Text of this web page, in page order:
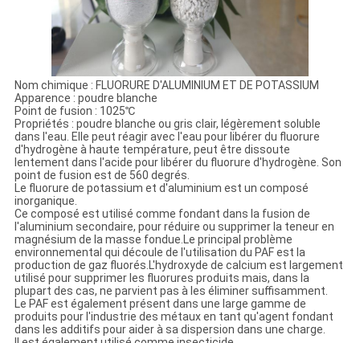
Nom chimique : FLUORURE D'ALUMINIUM ET DE POTASSIUM
Apparence : poudre blanche
Point de fusion : 1025℃
Propriétés : poudre blanche ou gris clair, légèrement soluble
dans l'eau. Elle peut réagir avec l'eau pour libérer du fluorure
d'hydrogène à haute température, peut être dissoute
lentement dans l'acide pour libérer du fluorure d'hydrogène. Son
point de fusion est de 560 degrés.
Le fluorure de potassium et d'aluminium est un composé
inorganique.
Ce composé est utilisé comme fondant dans la fusion de
l'aluminium secondaire, pour réduire ou supprimer la teneur en
magnésium de la masse fondue.Le principal problème
environnemental qui découle de l'utilisation du PAF est la
production de gaz fluorés.L'hydroxyde de calcium est largement
utilisé pour supprimer les fluorures produits mais, dans la
plupart des cas, ne parvient pas à les éliminer suffisamment.
Le PAF est également présent dans une large gamme de
produits pour l'industrie des métaux en tant qu'agent fondant
dans les additifs pour aider à sa dispersion dans une charge.